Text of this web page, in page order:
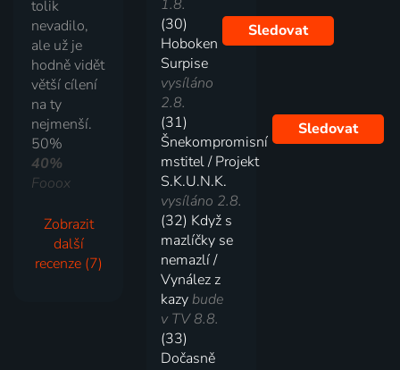
tolik
nevadilo,
ale už je
hodně vidět
větší cílení
na ty
nejmenší.
50%
40%
Fooox
Zobrazit
další
recenze (7)
1.8.
(30)
Hoboken
Surpise
vysíláno
2.8.
Sledovat
(31)
Šnekompromisní
mstitel / Projekt
S.K.U.N.K.
vysíláno 2.8.
Sledovat
(32) Když s
mazlíčky se
nemazlí /
Vynález z
kazybude
v TV 8.8.
(33)
Dočasně